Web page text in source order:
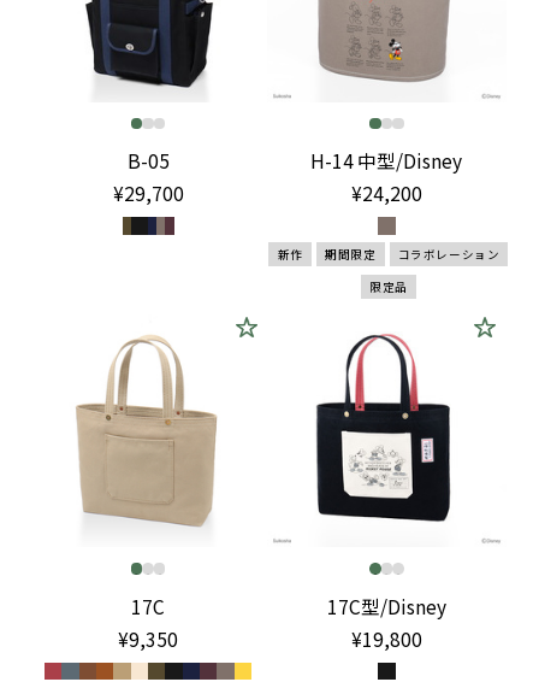
B-05
¥29,700
H-14 中型/Disney
¥24,200
新作 期間限定
コラボレーション
限定品
17C
¥9,350
17C型/Disney
¥19,800